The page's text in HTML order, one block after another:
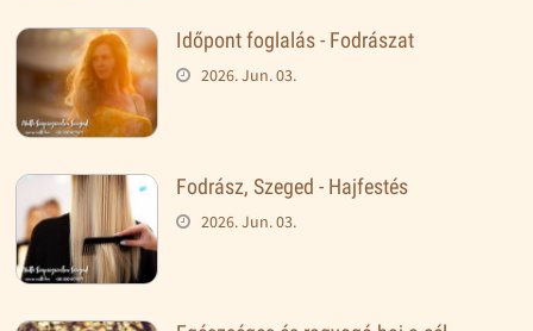
Időpont foglalás - Fodrászat
2026. Jun. 03.
Fodrász, Szeged - Hajfestés
2026. Jun. 03.